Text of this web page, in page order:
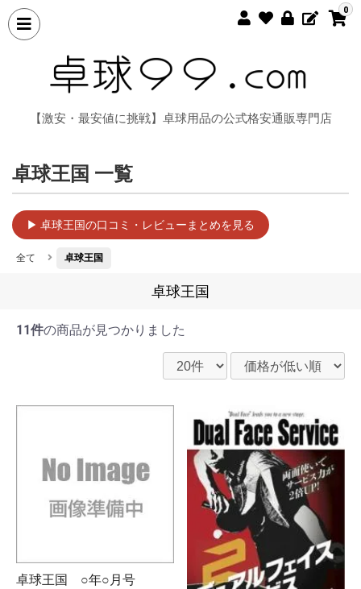
0
【激安・最安値に挑戦】卓球用品の公式格安通販専門店
卓球王国 一覧
▶ 卓球王国の口コミ・レビューまとめを見る
全て 卓球王国
卓球王国
11件の商品が見つかりました
卓球王国 ○年○月号